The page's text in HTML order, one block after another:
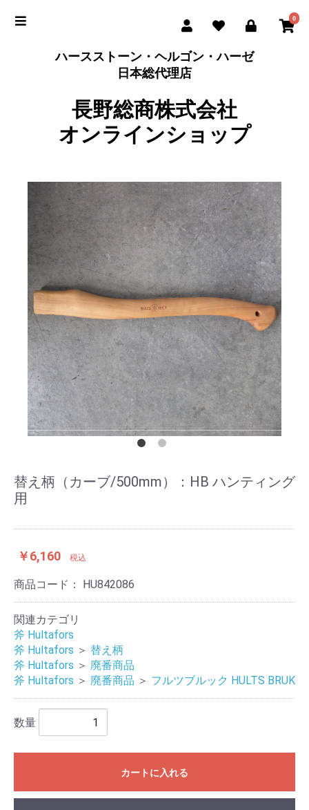
0
ハースストーン・ヘルゴン・ハーゼ
日本総代理店
長野総商株式会社
オンラインショップ
替え柄（カーブ/500mm）：HB ハンティング
用
￥6,160 税込
商品コード： HU842086
関連カテゴリ
斧 Hultafors
斧 Hultafors ＞ 替え柄
斧 Hultafors ＞ 廃番商品
斧 Hultafors ＞ 廃番商品 ＞ フルツブルック HULTS BRUK
数量
カートに入れる